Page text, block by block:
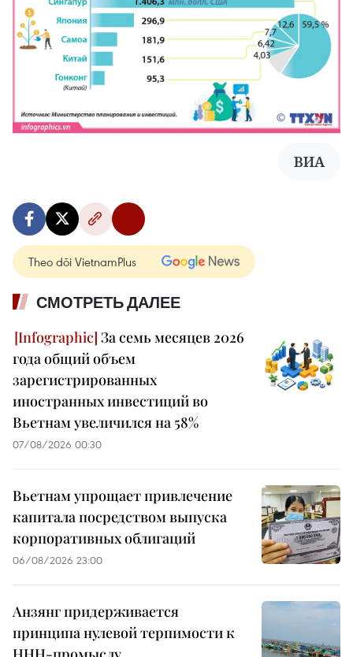
ВИА
Theo dõi VietnamPlus
СМОТРЕТЬ ДАЛЕЕ
За семь месяцев 2026
года общий объем
зарегистрированных
иностранных инвестиций во
Вьетнам увеличился на 58%
07/08/2026 00:30
Вьетнам упрощает привлечение
капитала посредством выпуска
корпоративных облигаций
06/08/2026 23:00
Анзянг придерживается
принципа нулевой терпимости к